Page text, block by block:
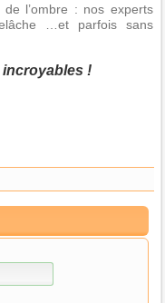
l’ombre : nos experts
…et parfois sans
!